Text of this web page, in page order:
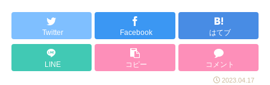
Twitter Facebook はてブ
LINE コピー コメント
2023.04.17